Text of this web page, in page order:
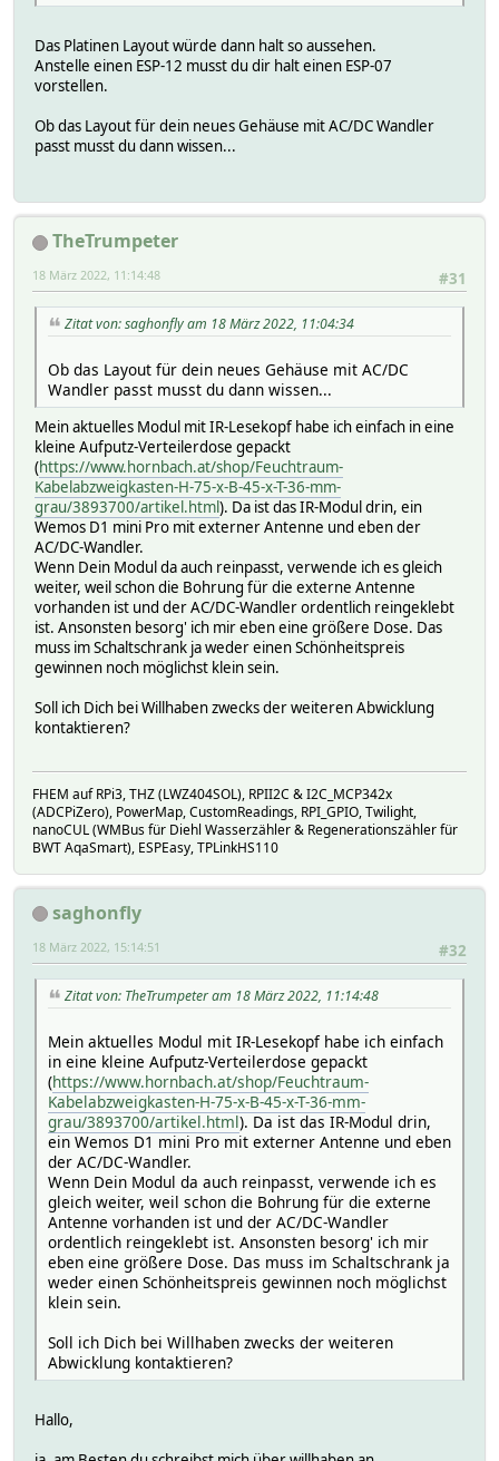
Das Platinen Layout würde dann halt so aussehen.
Anstelle einen ESP-12 musst du dir halt einen ESP-07
vorstellen.
Ob das Layout für dein neues Gehäuse mit AC/DC Wandler
passt musst du dann wissen...
TheTrumpeter
#31
18 März 2022, 11:14:48
Zitat von: saghonfly am 18 März 2022, 11:04:34
Ob das Layout für dein neues Gehäuse mit AC/DC
Wandler passt musst du dann wissen...
Mein aktuelles Modul mit IR-Lesekopf habe ich einfach in eine
kleine Aufputz-Verteilerdose gepackt
(https://www.hornbach.at/shop/Feuchtraum-
Kabelabzweigkasten-H-75-x-B-45-x-T-36-mm-
grau/3893700/artikel.html). Da ist das IR-Modul drin, ein
Wemos D1 mini Pro mit externer Antenne und eben der
AC/DC-Wandler.
Wenn Dein Modul da auch reinpasst, verwende ich es gleich
weiter, weil schon die Bohrung für die externe Antenne
vorhanden ist und der AC/DC-Wandler ordentlich reingeklebt
ist. Ansonsten besorg' ich mir eben eine größere Dose. Das
muss im Schaltschrank ja weder einen Schönheitspreis
gewinnen noch möglichst klein sein.
Soll ich Dich bei Willhaben zwecks der weiteren Abwicklung
kontaktieren?
FHEM auf RPi3, THZ (LWZ404SOL), RPII2C & I2C_MCP342x
(ADCPiZero), PowerMap, CustomReadings, RPI_GPIO, Twilight,
nanoCUL (WMBus für Diehl Wasserzähler & Regenerationszähler für
BWT AqaSmart), ESPEasy, TPLinkHS110
saghonfly
#32
18 März 2022, 15:14:51
Zitat von: TheTrumpeter am 18 März 2022, 11:14:48
Mein aktuelles Modul mit IR-Lesekopf habe ich einfach
in eine kleine Aufputz-Verteilerdose gepackt
(https://www.hornbach.at/shop/Feuchtraum-
Kabelabzweigkasten-H-75-x-B-45-x-T-36-mm-
grau/3893700/artikel.html). Da ist das IR-Modul drin,
ein Wemos D1 mini Pro mit externer Antenne und eben
der AC/DC-Wandler.
Wenn Dein Modul da auch reinpasst, verwende ich es
gleich weiter, weil schon die Bohrung für die externe
Antenne vorhanden ist und der AC/DC-Wandler
ordentlich reingeklebt ist. Ansonsten besorg' ich mir
eben eine größere Dose. Das muss im Schaltschrank ja
weder einen Schönheitspreis gewinnen noch möglichst
klein sein.
Soll ich Dich bei Willhaben zwecks der weiteren
Abwicklung kontaktieren?
Hallo,